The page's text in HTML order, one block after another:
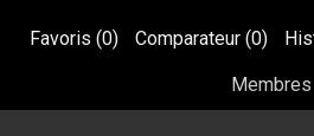
Favoris (0) Comparateur (0)
Membres